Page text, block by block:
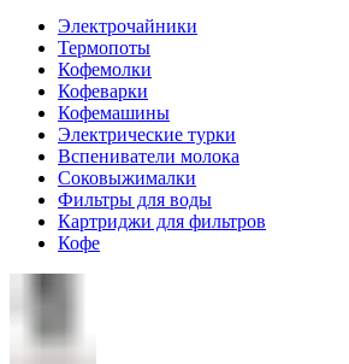
Электрочайники
Термопоты
Кофемолки
Кофеварки
Кофемашины
Электрические турки
Вспениватели молока
Соковыжималки
Фильтры для воды
Картриджи для фильтров
Кофе